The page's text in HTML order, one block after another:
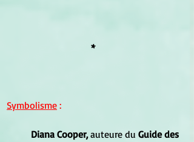
*
Symbolisme :
Diana Cooper, auteure du Guide des